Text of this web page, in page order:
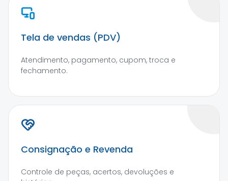
Tela de vendas (PDV)
Atendimento, pagamento, cupom, troca e
fechamento.
Consignação e Revenda
Controle de peças, acertos, devoluções e